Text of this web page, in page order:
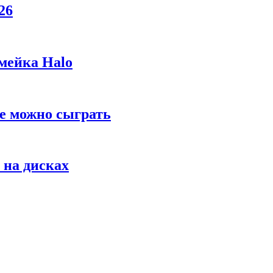
Halo
можно сыграть
дисках